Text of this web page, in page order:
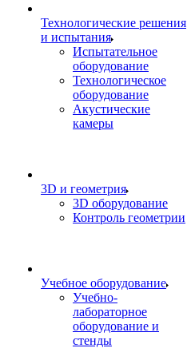
Технологические решения
и испытания
Испытательное
оборудование
Технологическое
оборудование
Акустические
камеры
3D и геометрия
3D оборудование
Контроль геометрии
Учебное оборудование
Учебно-
лабораторное
оборудование и
стенды